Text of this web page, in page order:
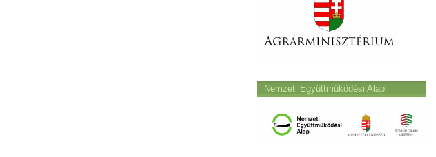
Nemzeti Együttműködési Alap